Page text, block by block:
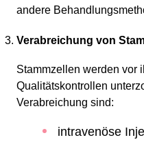
andere
Verabreichung von
Stammzellen werden vor
Qualitätskontrollen
Verabreichung sind:
intravenöse